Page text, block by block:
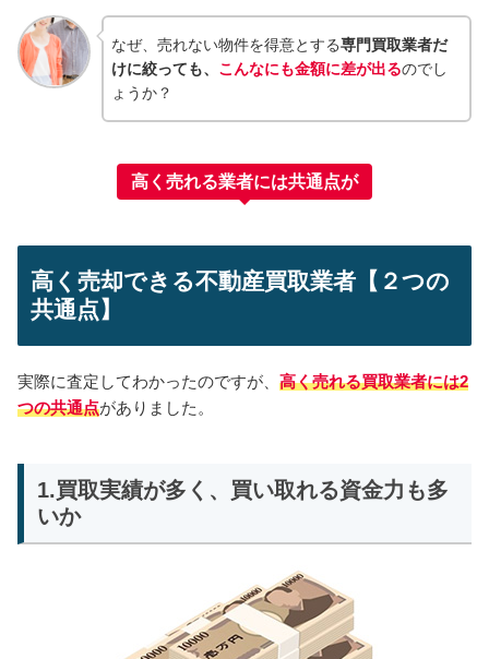
なぜ、売れない物件を得意とする専門買取業者だ
けに絞っても、 こんなにも金額に差が出るのでし
ょうか？
高く売れる業者には共通点が
高く売却できる不動産買取業者【２つの
共通点】
実際に査定してわかったのですが、 高く売れる買取業者には2
つの共通点がありました。
1.買取実績が多く、買い取れる資金力も多
いか